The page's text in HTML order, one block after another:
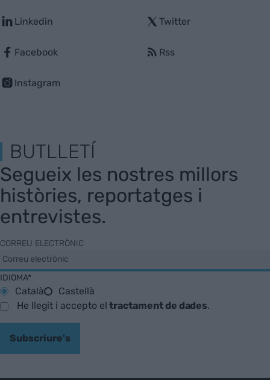
Linkedin
Facebook
Instagram
Twitter
Rss
BUTLLETÍ
Segueix les nostres millors
històries, reportatges i
entrevistes.
CORREU ELECTRÒNIC
IDIOMA*
Català
Castellà
He llegit i accepto eltractament de dades.
Subscriure's